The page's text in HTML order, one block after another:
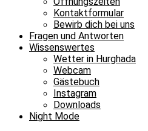
Kontaktformular
Bewirb dich bei uns
Fragen und Antworten
Wissenswertes
Wetter in Hurghada
Webcam
Gästebuch
Instagram
Downloads
Night Mode